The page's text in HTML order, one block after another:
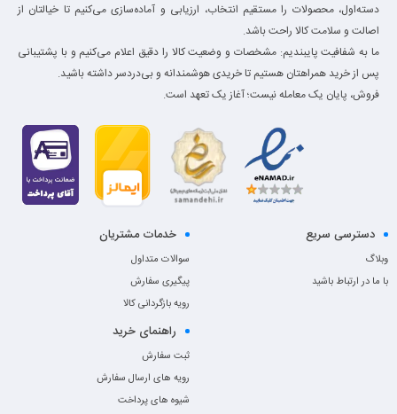
دسته‌اول، محصولات را مستقیم انتخاب، ارزیابی و آماده‌سازی می‌کنیم تا خیالتان از
اصالت و سلامت کالا راحت باشد.
ما به شفافیت پایبندیم: مشخصات و وضعیت کالا را دقیق اعلام می‌کنیم و با پشتیبانی
پس از خرید همراهتان هستیم تا خریدی هوشمندانه و بی‌دردسر داشته باشید.
فروش، پایان یک معامله نیست؛ آغاز یک تعهد است.
دسترسی سریع
وبلاگ
با ما در ارتباط باشید
خدمات مشتریان
سوالات متداول
پیگیری سفارش
رویه بازگردانی کالا
راهنمای خرید
ثبت سفارش
رویه های ارسال سفارش
شیوه های پرداخت